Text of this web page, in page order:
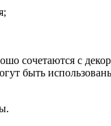
сочетаются с
быть